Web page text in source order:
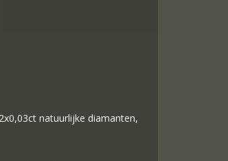
natuurlijke diamanten,